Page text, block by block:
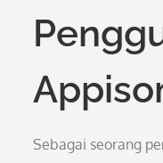
Sebagai seorang